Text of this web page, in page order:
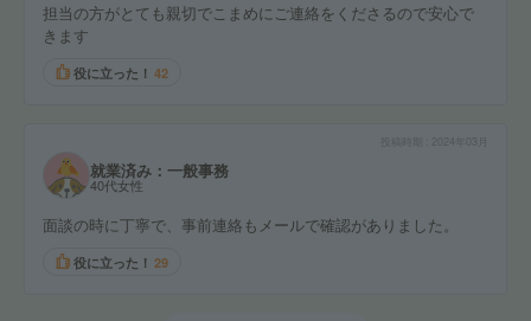
担当の方がとても親切でこまめにご連絡をくださるので安心で
きます
役に立った！ 42
2024年03月
就業済み：一般事務
40代女性
面談の時に丁寧で、事前連絡もメールで確認がありました。
役に立った！ 29